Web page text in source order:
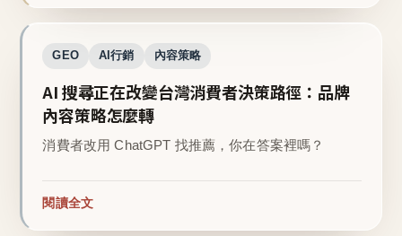
GEO AI行銷 內容策略
AI 搜尋正在改變台灣消費者決策路徑：品牌
內容策略怎麼轉
消費者改用 ChatGPT 找推薦，你在答案裡嗎？
閱讀全文